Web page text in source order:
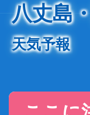
八丈島
天気予報